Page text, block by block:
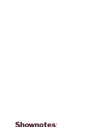
Shownotes: